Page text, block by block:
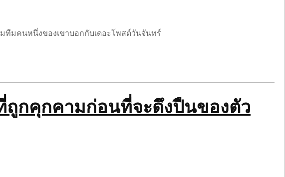
ทีมคนหนึ่งของเขาบอกกับเดอะโพสต์วันจันทร์
ถูกคุกคามก่อนที่จะดึงปืนของตัว